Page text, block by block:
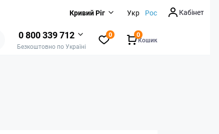
Кривий Ріг Укр Рос Кабінет
0 800 339 712
Безкоштовно по Україні
0
Кошик
0